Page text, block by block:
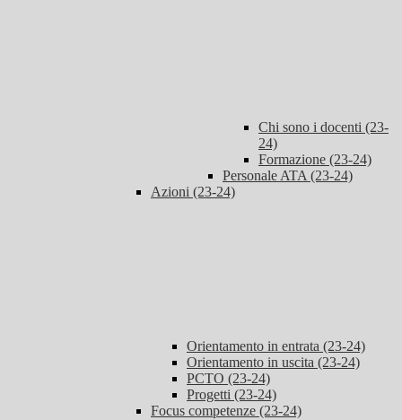
Chi sono i docenti (23-
24)
Formazione (23-24)
Personale ATA (23-24)
Azioni (23-24)
Orientamento in entrata (23-24)
Orientamento in uscita (23-24)
PCTO (23-24)
Progetti (23-24)
Focus competenze (23-24)